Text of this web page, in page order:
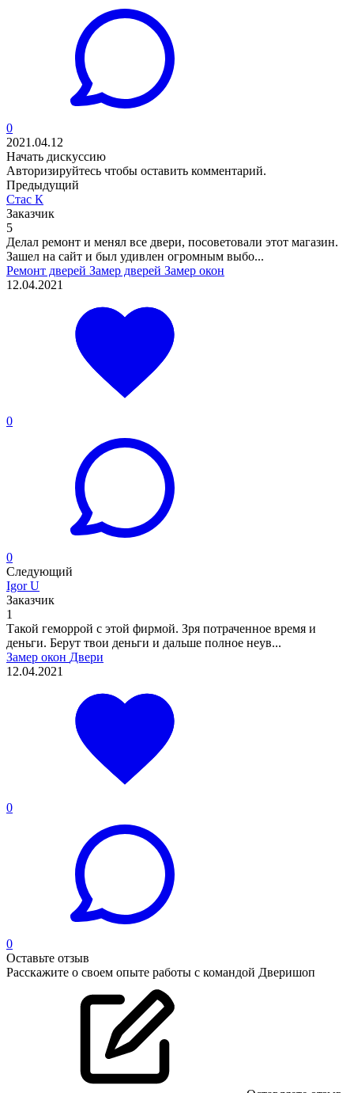
0
2021.04.12
Начать дискуссию
Авторизируйтесь чтобы оставить комментарий.
Предыдущий
Стас К
Заказчик
5
Делал ремонт и менял все двери, посоветовали этот магазин.
Зашел на сайт и был удивлен огромным выбо...
Ремонт дверей Замер дверей Замер окон
12.04.2021
0
0
Следующий
Igor U
Заказчик
1
Такой геморрой с этой фирмой. Зря потраченное время и
деньги. Берут твои деньги и дальше полное неув...
Замер окон Двери
12.04.2021
0
0
Оставьте отзыв
Расскажите о своем опыте работы с командой Дверишоп